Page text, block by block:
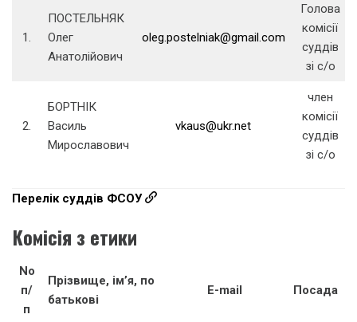
1.
ПОСТЕЛЬНЯК
Олег
Анатолійович
oleg.postelniak@gmail.com
Голова
комісії
суддів
зі с/о
2.
БОРТНІК
Василь
Мирославович
vkaus@ukr.net
член
комісії
суддів
зі с/о
Перелік суддів ФСОУ
Комісія з етики
No
п/
п
Прізвище, ім’я, по
батькові
E-mail Посада